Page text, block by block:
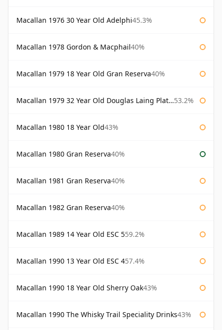
Macallan 1976 30 Year Old Adelphi45.3%
Macallan 1978 Gordon & Macphail40%
Macallan 1979 18 Year Old Gran Reserva40%
Macallan 1979 32 Year Old Douglas Laing Platinum Platinum Selection 53.2%
Macallan 1980 18 Year Old43%
Macallan 1980 Gran Reserva40%
Macallan 1981 Gran Reserva40%
Macallan 1982 Gran Reserva40%
Macallan 1989 14 Year Old ESC 559.2%
Macallan 1990 13 Year Old ESC 457.4%
Macallan 1990 18 Year Old Sherry Oak43%
Macallan 1990 The Whisky Trail Speciality Drinks43%